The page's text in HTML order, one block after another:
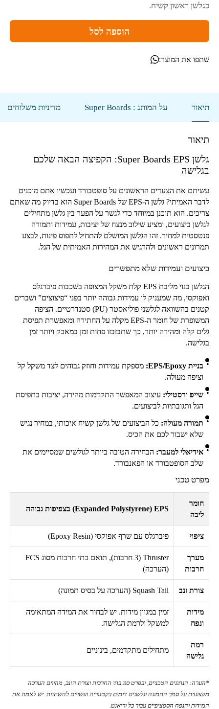
כגלשן ראשון קשיח.
הוספה לסל
שתפו את המוצר:
תיאור על המותג : Super Boards מדיניות משלוחים
תיאור
גלשן Super Boards EPS: הקפיצה הבאה שלכם
בגלישה
עשיתם את הצעדים הראשונים על סופטבורד ועכשיו אתם מוכנים
לדבר האמיתי? גלשן ה-EPSשל Super Boards הוא בדיוק מה שאתם
צריכים. הוא תוכנן במיוחד כדי לגשר על הפער בין גלשן מתחילים
לגלשן ביצועים, ומציע שילוב מנצח של יציבות, עמידות ותמורה
פנטסטית למחיר. זהו הגלשן המושלם להתחיל לתפוס פינות, לבצע
תמרונים ראשונים ולהרגיש את המהירות האמיתית של הגל.
ביצועים ועמידות שלא מתפשרים
הגלשן בנוי מליבת EPSקלת משקל המצופה בשכבות פיברגלס
ואפוקסי, מה שמעניק לו עמידות גבוהה יותר בפני “פיצוצים” ושברים
קטנים בהשוואה לגלשני פוליאסטר (PU) סטנדרטיים. הציפה
המשופרת של חומר ה-EPSמקלה על החתירה ומאפשרת תפיסת
גלים קלה ומהירה יותר, כך שתבזבזו פחות זמן במאבק ויותר זמן
בגלישה.
בניית EPS/Epoxy
: מספקת עמידות וחוזק גבוהים לצד משקל קל
וציפה מעולה.
שייפ ורסטילי: עיצוב המאפשר התקדמות מהירה, יציבות בתפיסת
הגל ותגובתיות לביצועים.
תמורה מעולה: כל הביצועים של גלשן קשיח איכותי, במחיר נגיש
שלא ישבור לכם את הכיס.
אידיאלי למעבר: הבחירה הטובה ביותר לגולשים שמסיימים את
שלב הסופטבורד או הפאנבורד.
מפרט טכני
חומר
ליבה
EPS
(
Expanded Polystyrene) בצפיפות גבוהה
ציפוי פיברגלס עם שרף אפוקסי (Epoxy Resin
)
מערך
חרבות
Thruster(3 חרבות), תואם בתי חרבות מסוג
FCS
(הערכה)
צורת זנב Squash Tail (הערכה על בסיס תמונה)
מידות
ונפח
זמין במגוון מידות. יש לבחור את המידה המתאימה
למשקל ולרמת הגלישה.
רמת
גלישה
מתחילים מתקדמים, בינוניים
*הערה: הנתונים הטכניים, ובפרט סוג בתי החרבות וצורת הזנב, מהווים הערכה
מקצועית על סמך התמונה וגלשנים דומים בקטגוריה ועשויים להשתנות. יש לאמת את
המידות והנפח הספציפיים עבור כל וריאנט.